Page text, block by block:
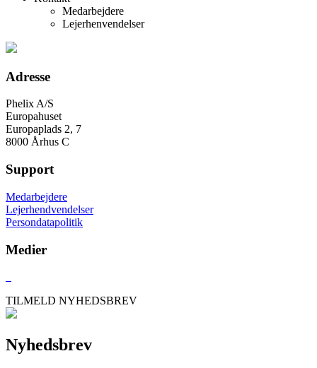
Medarbejdere
Lejerhenvendelser
Adresse
Phelix A/S
Europahuset
Europaplads 2, 7
8000 Århus C
Support
Medarbejdere
Lejerhendvendelser
Persondatapolitik
Medier
TILMELD NYHEDSBREV
Nyhedsbrev